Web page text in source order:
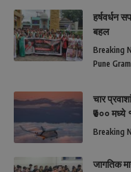
हर्षवर्धन
बहल
Breaking
Pune
चार
₹७०० मध्ये
Breaking
जागतिक